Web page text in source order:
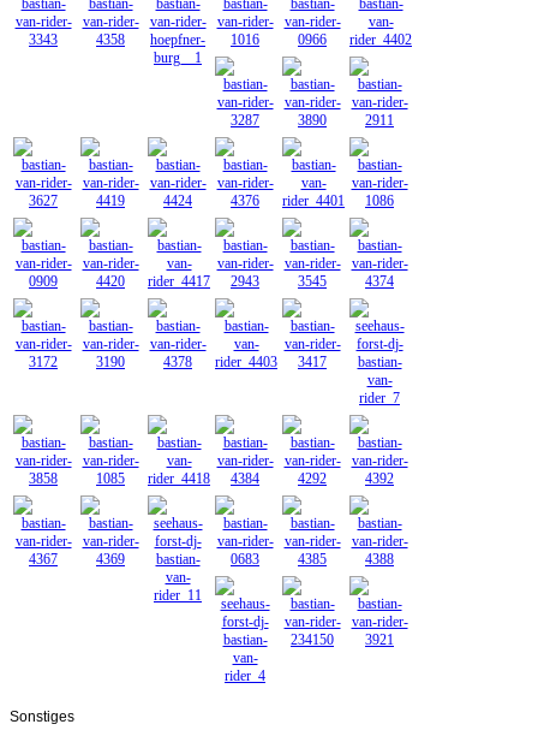
Sonstiges